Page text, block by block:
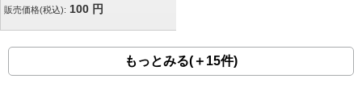
販売価格(税込): 100 円
もっとみる(＋15件)